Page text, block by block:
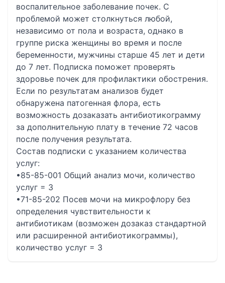
воспалительное заболевание почек. С
проблемой может столкнуться любой,
независимо от пола и возраста, однако в
группе риска женщины во время и после
беременности, мужчины старше 45 лет и дети
до 7 лет. Подписка поможет проверять
здоровье почек для профилактики обострения.
Если по результатам анализов будет
обнаружена патогенная флора, есть
возможность дозаказать антибиотикограмму
за дополнительную плату в течение 72 часов
после получения результата.
Состав подписки с указанием количества
услуг:
•85-85-001 Общий анализ мочи, количество
услуг = 3
•71-85-202 Посев мочи на микрофлору без
определения чувcтвительности к
антибиотикам (возможен дозаказ стандартной
или расширенной антибиотикограммы),
количество услуг = 3